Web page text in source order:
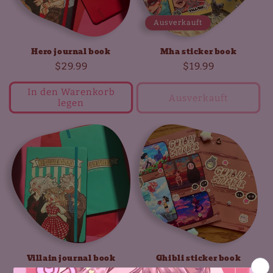
Hero journal book
Normaler
Preis
$29.99
In den Warenkorb
legen
Ausverkauft
Mha sticker book
Normaler
Preis
$19.99
Ausverkauft
Villain journal book
Ghibli sticker book